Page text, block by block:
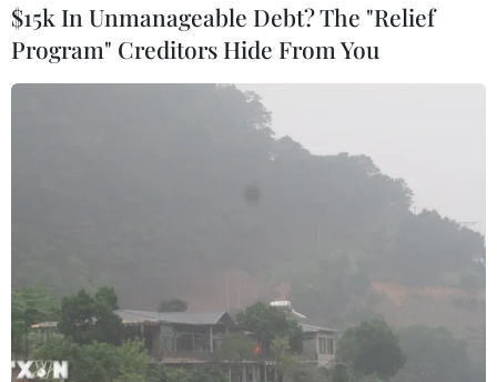
anh” (Bridget Jones: Mad about the Boy). Đây là
phần phim thứ 4 trong chuỗi phim hài tình cảm
xoay quanh nhân vật chính Bridget Jones do
Renée Zellweger thủ vai, được nhận xét là một
trong những tựa phim Hollywood được yêu
$15k In Unmanageable Debt? The "Relief
Program" Creditors Hide From You